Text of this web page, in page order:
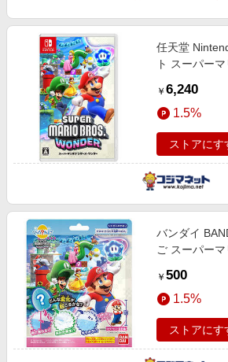
任天堂
ト スーパー
￥ 6,240
1.5%
ストアにす
バンダイ
ご スーパーマ
￥ 500
1.5%
ストアにす